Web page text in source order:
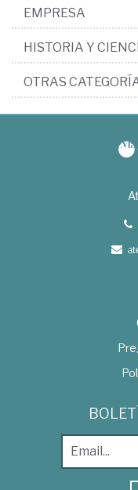
EMPRESA
HISTORIA Y
OTRAS